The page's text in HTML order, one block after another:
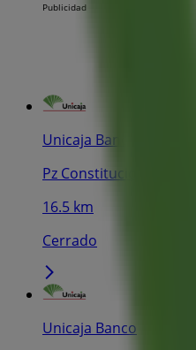
Publicidad
Unicaja Banco
Pz Constitucion 3,
16.5 km
Cerrado
Unicaja Banco